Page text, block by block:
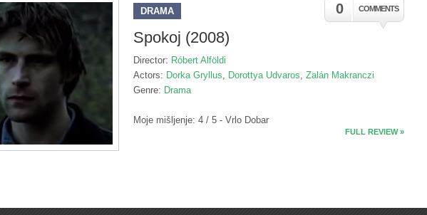
0 COMMENTS
DRAMA
Spokoj (2008)
Director: Róbert Alföldi
Actors: Dorka Gryllus, Dorottya Udvaros, Zalán Makranczi
Genre: Drama
Moje mišljenje: 4 / 5 - Vrlo Dobar
FULL REVIEW »